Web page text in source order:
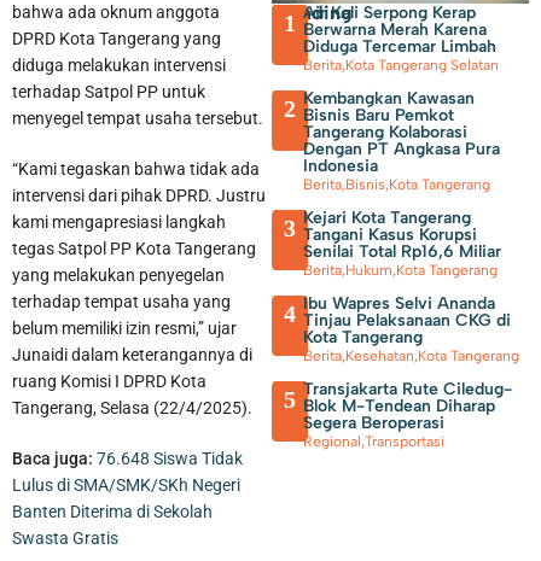
Sambut Kemerdekaan, Walikota Tangerang Beserta Jajaran
Bersih-Bersih Lingkungan
bahwa ada oknum anggota
DPRD Kota Tangerang yang
diduga melakukan intervensi
terhadap Satpol PP untuk
menyegel tempat usaha tersebut.
“Kami tegaskan bahwa tidak ada
intervensi dari pihak DPRD. Justru
kami mengapresiasi langkah
tegas Satpol PP Kota Tangerang
yang melakukan penyegelan
terhadap tempat usaha yang
belum memiliki izin resmi,” ujar
Junaidi dalam keterangannya di
ruang Komisi I DPRD Kota
Tangerang, Selasa (22/4/2025).
Baca juga: 76.648 Siswa Tidak
Lulus di SMA/SMK/SKh Negeri
Banten Diterima di Sekolah
Swasta Gratis
Trending
1 Air Kali Serpong Kerap
Berwarna Merah Karena
Diduga Tercemar Limbah
Berita,Kota Tangerang Selatan
2 Kembangkan Kawasan
Bisnis Baru Pemkot
Tangerang Kolaborasi
Dengan PT Angkasa Pura
Indonesia
Berita,Bisnis,Kota Tangerang
3 Kejari Kota Tangerang
Tangani Kasus Korupsi
Senilai Total Rp16,6 Miliar
Berita,Hukum,Kota Tangerang
4 Ibu Wapres Selvi Ananda
Tinjau Pelaksanaan CKG di
Kota Tangerang
Berita,Kesehatan,Kota Tangerang
5 Transjakarta Rute Ciledug-
Blok M-Tendean Diharap
Segera Beroperasi
Regional,Transportasi